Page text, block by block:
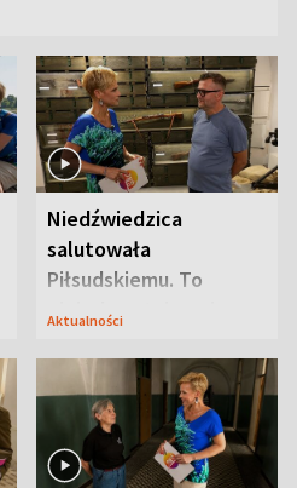
Niedźwiedzica
salutowała
Piłsudskiemu. To
niejedyna tajemnica
Aktualności